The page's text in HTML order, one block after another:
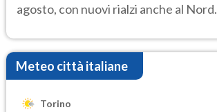
agosto, con nuovi rialzi anche al Nord.
Meteo città italiane
Torino